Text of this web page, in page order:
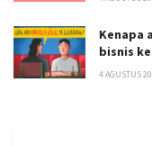
Kenapa
bisnis
4 AGUSTUS